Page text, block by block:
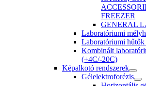
FREEZER
GENERAL
Laboratóriumi
Laboratóriumi
Kombinált
(+4C/-20C)
Képalkotó rendszerek
Gélelektroforézis